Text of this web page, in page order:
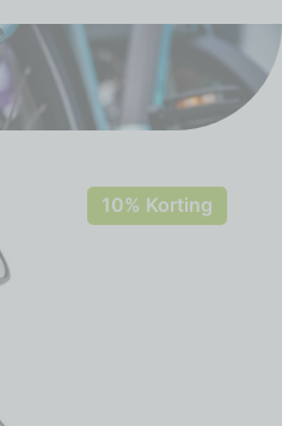
10% Korting